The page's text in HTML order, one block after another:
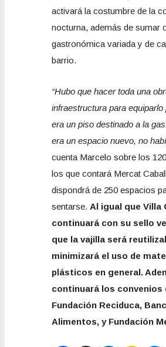
activará la costumbre de la
nocturna, además de sumar
gastronómica variada y de
barrio.
“Hubo que hacer toda una
infraestructura para equiparlo
era un piso destinado a la
era un espacio nuevo, no
cuenta Marcelo sobre los
los que contará Mercat
dispondrá de 250 espacios
sentarse. Al igual que Villa
continuará con su sello
que la vajilla será
minimizará el uso de
plásticos en general.
continuará los convenios
Fundación Reciduca,
Alimentos, y Fundación